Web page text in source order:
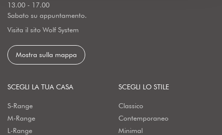
13.00 - 17.00
Sabato su appuntamento.
Visita il sito Wolf System
Mostra sulla mappa
SCEGLI LA TUA CASA
S-Range
M-Range
L-Range
SCEGLI LO STILE
Classico
Contemporaneo
Minimal